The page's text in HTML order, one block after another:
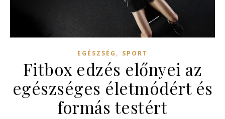
EGÉSZSÉG , SPORT
Fitbox edzés előnyei az
egészséges életmódért és
formás testért